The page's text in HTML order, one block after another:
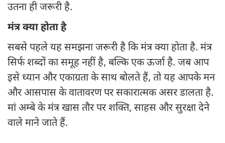
उतना ही जरूरी है.
मंत्र क्या होता है
सबसे पहले यह समझना जरूरी है कि मंत्र क्या होता है. मंत्र
सिर्फ शब्दों का समूह नहीं है, बल्कि एक ऊर्जा है. जब आप
इसे ध्यान और एकाग्रता के साथ बोलते हैं, तो यह आपके मन
और आसपास के वातावरण पर सकारात्मक असर डालता है.
मां अम्बे के मंत्र खास तौर पर शक्ति, साहस और सुरक्षा देने
वाले माने जाते हैं.